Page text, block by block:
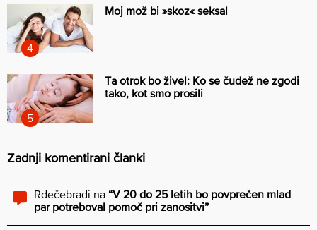
Moj mož bi »skoz« seksal
Ta otrok bo živel: Ko se čudež ne zgodi
tako, kot smo prosili
Zadnji komentirani članki
Rdečebradi na “V 20 do 25 letih bo povprečen mlad
par potreboval pomoč pri zanositvi”